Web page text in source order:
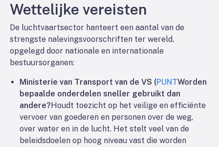
Wettelijke vereisten
De luchtvaartsector hanteert een aantal van de
strengste nalevingsvoorschriften ter wereld,
opgelegd door nationale en internationale
bestuursorganen:
Ministerie van Transport van de VS (PUNTWorden
bepaalde onderdelen sneller gebruikt dan
andere? Houdt toezicht op het veilige en efficiënte
vervoer van goederen en personen over de weg,
over water en in de lucht. Het stelt veel van de
beleidsdoelen op hoog niveau vast die worden